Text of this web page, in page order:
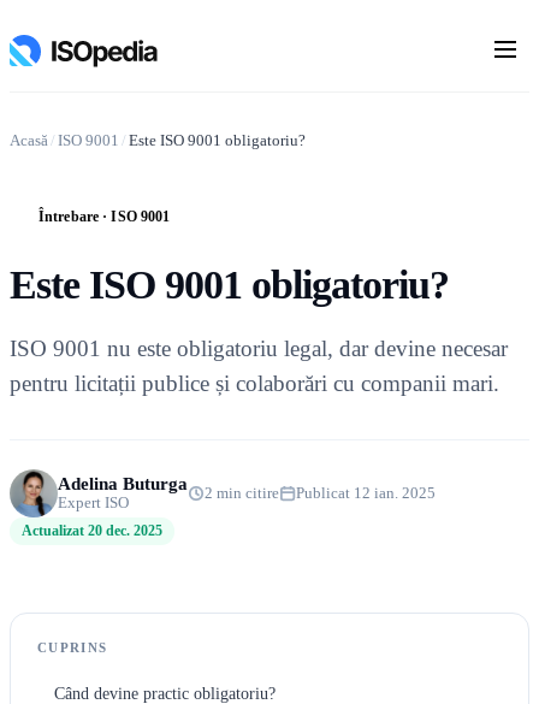
Acasă/ ISO 9001 / Este ISO 9001 obligatoriu?
Întrebare · ISO 9001
Este ISO 9001 obligatoriu?
ISO 9001 nu este obligatoriu legal, dar devine necesar
pentru licitații publice și colaborări cu companii mari.
Adelina Buturga
Expert ISO
2 min citire Publicat 12 ian. 2025
Actualizat 20 dec. 2025
CUPRINS
Când devine practic obligatoriu?